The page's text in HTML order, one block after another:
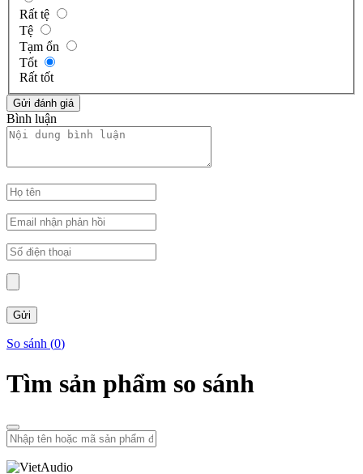
Rất tệ
Tệ
Tạm ổn
Tốt
Rất tốt
Bình luận
So sánh (0)
Tìm sản phẩm so sánh